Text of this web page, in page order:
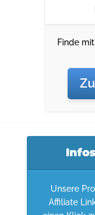
Finde
Unsere
Affiliate